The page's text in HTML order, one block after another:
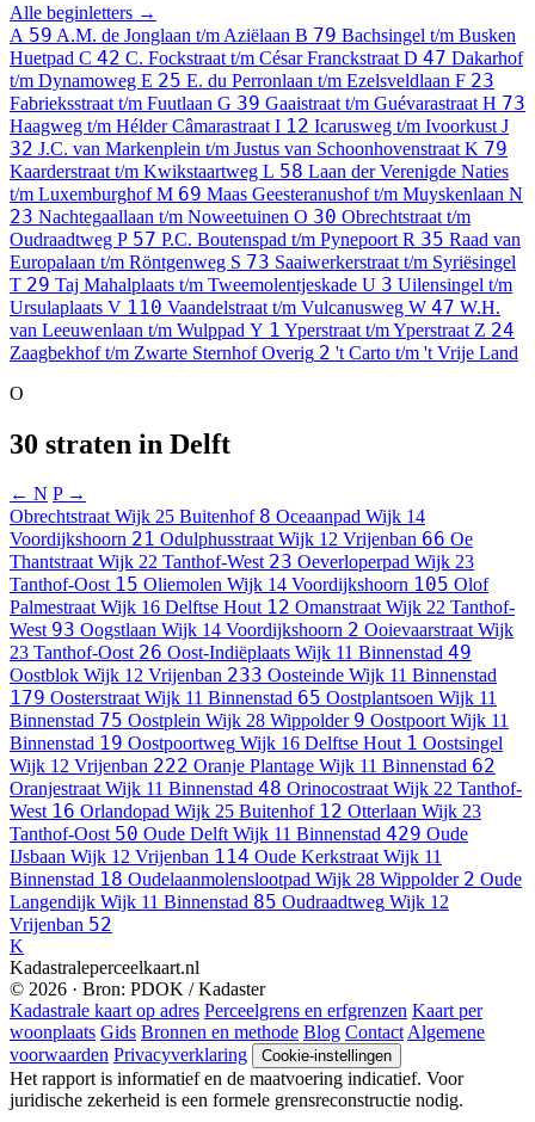
Alle beginletters →
A 59 A.M. de Jonglaan t/m Aziëlaan B 79 Bachsingel t/m Busken
Huetpad C 42 C. Fockstraat t/m César Franckstraat D 47 Dakarhof
t/m Dynamoweg E 25 E. du Perronlaan t/m Ezelsveldlaan F 23
Fabrieksstraat t/m Fuutlaan G 39 Gaaistraat t/m Guévarastraat H 73
Haagweg t/m Hélder Câmarastraat I 12 Icarusweg t/m Ivoorkust J
32 J.C. van Markenplein t/m Justus van Schoonhovenstraat K 79
Kaarderstraat t/m Kwikstaartweg L 58 Laan der Verenigde Naties
t/m LuxemburghofM 69 Maas Geesteranushof t/m Muyskenlaan N
23 Nachtegaallaan t/m Noweetuinen O 30 Obrechtstraat t/m
Oudraadtweg P 57 P.C. Boutenspad t/m Pynepoort R 35 Raad van
Europalaan t/m Röntgenweg S 73 Saaiwerkerstraat t/m Syriësingel
T 29 Taj Mahalplaats t/m Tweemolentjeskade U 3 Uilensingel t/m
Ursulaplaats V 110 Vaandelstraat t/m Vulcanusweg W 47 W.H.
van Leeuwenlaan t/m Wulppad Y 1 Yperstraat t/m Yperstraat Z 24
Zaagbekhof t/m Zwarte SternhofOverig 2 't Carto t/m 't Vrije Land
O
30 straten in Delft
← N P →
Obrechtstraat Wijk 25 Buitenhof 8 Oceaanpad Wijk 14
Voordijkshoorn 21 Odulphusstraat Wijk 12 Vrijenban 66 Oe
Thantstraat Wijk 22 Tanthof-West 23 Oeverloperpad Wijk 23
Tanthof-Oost 15 Oliemolen Wijk 14 Voordijkshoorn 105 Olof
Palmestraat Wijk 16 Delftse Hout 12 Omanstraat Wijk 22 Tanthof-
West 93 Oogstlaan Wijk 14 Voordijkshoorn 2 Ooievaarstraat Wijk
23 Tanthof-Oost 26 Oost-Indiëplaats Wijk 11 Binnenstad 49
Oostblok Wijk 12 Vrijenban 233 Oosteinde Wijk 11 Binnenstad
179 Oosterstraat Wijk 11 Binnenstad 65 Oostplantsoen Wijk 11
Binnenstad 75 Oostplein Wijk 28 Wippolder 9 Oostpoort Wijk 11
Binnenstad 19 Oostpoortweg Wijk 16 Delftse Hout 1 Oostsingel
Wijk 12 Vrijenban 222 Oranje Plantage Wijk 11 Binnenstad 62
Oranjestraat Wijk 11 Binnenstad 48 Orinocostraat Wijk 22 Tanthof-
West 16 Orlandopad Wijk 25 Buitenhof 12 Otterlaan Wijk 23
Tanthof-Oost 50 Oude Delft Wijk 11 Binnenstad 429 Oude
IJsbaan Wijk 12 Vrijenban 114 Oude Kerkstraat Wijk 11
Binnenstad 18 Oudelaanmolenslootpad Wijk 28 Wippolder 2 Oude
Langendijk Wijk 11 Binnenstad 85 Oudraadtweg Wijk 12
Vrijenban 52
K
Kadastraleperceelkaart.nl
© 2026 · Bron: PDOK / Kadaster
Kadastrale kaart op adres Perceelgrens en erfgrenzen Kaart per
woonplaats Gids Bronnen en methode Blog ContactAlgemene
voorwaarden Privacyverklaring Cookie-instellingen
Het rapport is informatief en de maatvoering indicatief. Voor
juridische zekerheid is een formele grensreconstructie nodig.